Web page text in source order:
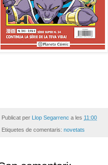
Publicat per Llop Segarrenc a les 11:00
Etiquetes de comentaris: novetats